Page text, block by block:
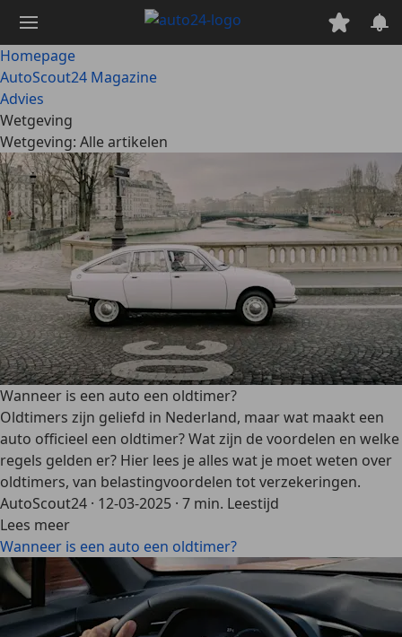
naar
hoofdinhoud
Homepage
AutoScout24 Magazine
Advies
Wetgeving
Wetgeving: Alle artikelen
Wanneer is een auto een oldtimer?
Oldtimers zijn geliefd in Nederland, maar wat maakt een
auto officieel een oldtimer? Wat zijn de voordelen en welke
regels gelden er? Hier lees je alles wat je moet weten over
oldtimers, van belastingvoordelen tot verzekeringen.
AutoScout24 · 12-03-2025 · 7 min. Leestijd
Lees meer
Wanneer is een auto een oldtimer?